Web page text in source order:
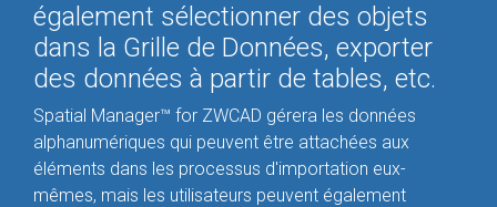
également sélectionner des objets
dans la Grille de Données, exporter
des données à partir de tables, etc.
Spatial Manager™ for ZWCAD gérera les données
alphanumériques qui peuvent être attachées aux
éléments dans les processus d'importation eux-
mêmes, mais les utilisateurs peuvent également